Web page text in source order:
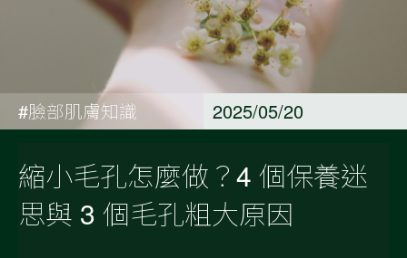
#臉部肌膚知識 2025/05/20
縮小毛孔怎麼做？4 個保養迷
思與 3 個毛孔粗大原因